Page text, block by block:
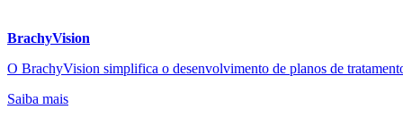
BrachyVision
O BrachyVision simplifica o desenvolvimento de planos de
Saiba mais